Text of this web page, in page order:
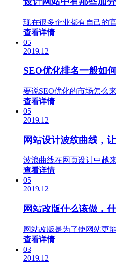
现在很多企业都有自己的
查看详情
05
2019.12
SEO优化排名一般如
要说SEO优化的市场怎么
查看详情
05
2019.12
网站设计波纹曲线，
波浪曲线在网页设计中越
查看详情
05
2019.12
网站改版什么该做，
网站改版是为了使网站更
查看详情
03
2019.12